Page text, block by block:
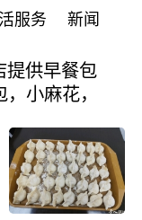
每周铁发！
服务 新闻
提供早餐包
小麻花，